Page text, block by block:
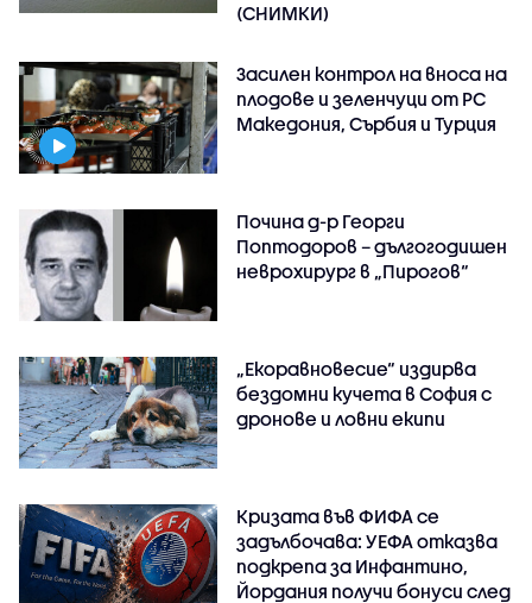
(СНИМКИ)
Засилен контрол на вноса на
плодове и зеленчуци от РС
Македония, Сърбия и Турция
Почина д-р Георги
Поптодоров – дългогодишен
неврохирург в „Пирогов“
„Екоравновесие“ издирва
бездомни кучета в София с
дронове и ловни екипи
Кризата във ФИФА се
задълбочава: УЕФА отказва
подкрепа за Инфантино,
Йордания получи бонуси след